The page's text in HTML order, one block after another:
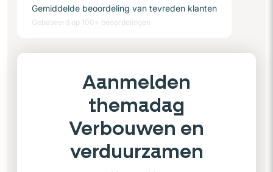
Gemiddelde beoordeling van tevreden klanten
Gebaseerd op 100+ beoordelingen
Aanmelden
themadag
Verbouwen en
verduurzamen